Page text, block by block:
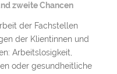
zweite Chancen
der Fachstellen
der Klientinnen und
Arbeitslosigkeit,
oder gesundheitliche